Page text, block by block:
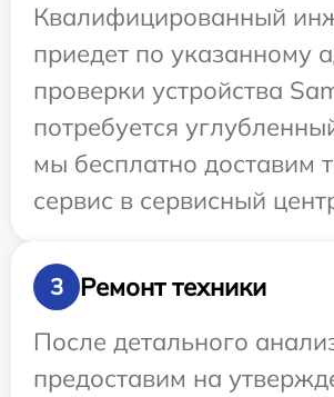
Квалифицированный
приедет по указанному
проверки устройства
потребуется
мы бесплатно доставим
сервис в сервисный
3
Ремонт техники
После детального
предоставим на